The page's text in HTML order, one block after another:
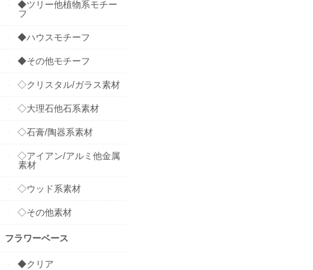
◆ツリー他植物系モチー
フ
◆ハウスモチーフ
◆その他モチーフ
◇クリスタル/ガラス素材
◇大理石他石系素材
◇石膏/陶器系素材
◇アイアン/アルミ他金属
素材
◇ウッド系素材
◇その他素材
フラワーベース
◆クリア